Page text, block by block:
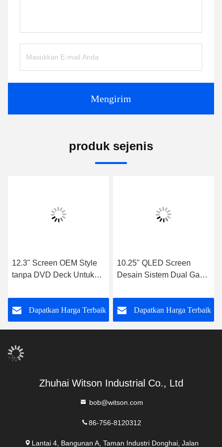
Mengirim
produk sejenis
12.3" Screen OEM Style
tanpa DVD Deck Untuk
L322 2002-2012 Mobil
StereoDapatkan Harga Terbaik
10.25" QLED Screen
Desain Sistem Dual Gaya
Sport 2013-2020 Car
StereoDapatkan Harga Terbaik
Zhuhai Witson Industrial Co., Ltd
bob@witson.com
86-756-8120312
Lantai 4, Bangunan A, Taman Industri Donghai, Jalan